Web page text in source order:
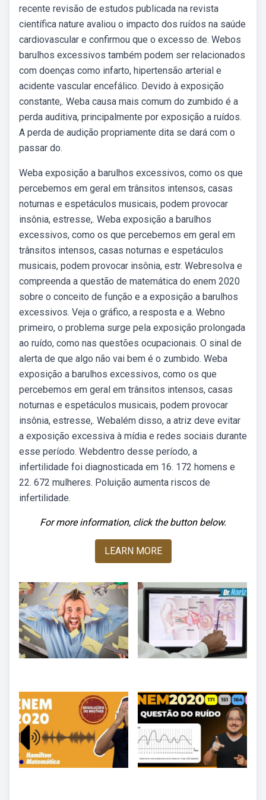
recente revisão de estudos publicada na revista
científica nature avaliou o impacto dos ruídos na saúde
cardiovascular e confirmou que o excesso de. Webos
barulhos excessivos também podem ser relacionados
com doenças como infarto, hipertensão arterial e
acidente vascular encefálico. Devido à exposição
constante,. Weba causa mais comum do zumbido é a
perda auditiva, principalmente por exposição a ruídos.
A perda de audição propriamente dita se dará com o
passar do.
Weba exposição a barulhos excessivos, como os que
percebemos em geral em trânsitos intensos, casas
noturnas e espetáculos musicais, podem provocar
insônia, estresse,. Weba exposição a barulhos
excessivos, como os que percebemos em geral em
trânsitos intensos, casas noturnas e espetáculos
musicais, podem provocar insônia, estr. Webresolva e
compreenda a questão de matemática do enem 2020
sobre o conceito de função e a exposição a barulhos
excessivos. Veja o gráfico, a resposta e a. Webno
primeiro, o problema surge pela exposição prolongada
ao ruído, como nas questões ocupacionais. O sinal de
alerta de que algo não vai bem é o zumbido. Weba
exposição a barulhos excessivos, como os que
percebemos em geral em trânsitos intensos, casas
noturnas e espetáculos musicais, podem provocar
insônia, estresse,. Webalém disso, a atriz deve evitar
a exposição excessiva à mídia e redes sociais durante
esse período. Webdentro desse período, a
infertilidade foi diagnosticada em 16. 172 homens e
22. 672 mulheres. Poluição aumenta riscos de
infertilidade.
For more information, click the button below.
LEARN MORE